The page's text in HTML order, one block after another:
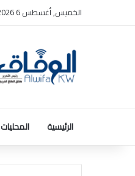
الخميس, أغسطس 6 2026
الرئيسية المحليات